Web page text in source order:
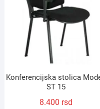
Konferencijska stolica
ST 15
8.400 rsd